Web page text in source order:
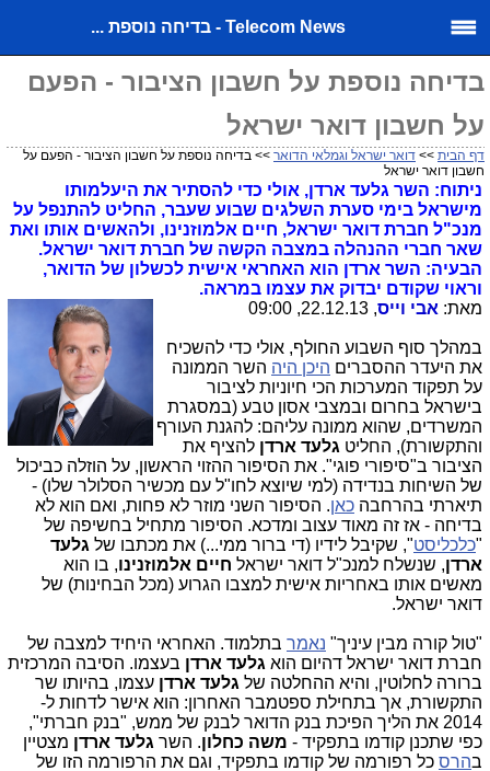
Telecom News - בדיחה נוספת ...
בדיחה נוספת על חשבון הציבור - הפעם
על חשבון דואר ישראל
דף הבית >> דואר ישראל וגמלאי הדואר >> בדיחה נוספת על חשבון הציבור - הפעם על
חשבון דואר ישראל
ניתוח: השר גלעד ארדן, אולי כדי להסתיר את היעלמותו
מישראל בימי סערת השלגים שבוע שעבר, החליט להתנפל על
מנכ"ל חברת דואר ישראל, חיים אלמוזנינו, ולהאשים אותו ואת
שאר חברי ההנהלה במצבה הקשה של חברת דואר ישראל.
הבעיה: השר ארדן הוא האחראי אישית לכשלון של הדואר,
וראוי שקודם יבדוק את עצמו במראה.
מאת: אבי וייס, 22.12.13, 09:00
במהלך סוף השבוע החולף, אולי כדי להשכיח
את היעדר ההסברים היכן היה השר הממונה
על תפקוד המערכות הכי חיוניות לציבור
בישראל בחרום ובמצבי אסון טבע (במסגרת
המשרדים, שהוא ממונה עליהם: להגנת העורף
והתקשורת), החליט גלעד ארדן להציף את
הציבור ב"סיפורי פוגי". את הסיפור ההזוי הראשון, על הוזלה כביכול
של השיחות בנדידה (למי שיוצא לחו"ל עם מכשיר הסלולר שלו) -
תיארתי בהרחבה כאן. הסיפור השני מוזר לא פחות, ואם הוא לא
בדיחה - אז זה מאוד עצוב ומדכא. הסיפור מתחיל בחשיפה של
"כלכליסט", שקיבל לידיו (די ברור ממי...) את מכתבו של גלעד
ארדן, שנשלח למנכ"ל דואר ישראל חיים אלמוזנינו, בו הוא
מאשים אותו באחריות אישית למצבו הגרוע (מכל הבחינות) של
דואר ישראל.
"טול קורה מבין עיניך" נאמר בתלמוד. האחראי היחיד למצבה של
חברת דואר ישראל דהיום הוא גלעד ארדן בעצמו. הסיבה המרכזית
ברורה לחלוטין, והיא ההחלטה של גלעד ארדן עצמו, בהיותו שר
התקשורת, אך בתחילת ספטמבר האחרון: הוא אישר לדחות ל-
2014 את הליך הפיכת בנק הדואר לבנק של ממש, "בנק חברתי",
כפי שתכנן קודמו בתפקיד - משה כחלון. השר גלעד ארדן מצטיין
בהרס כל רפורמה של קודמו בתפקיד, וגם את הרפורמה הזו של